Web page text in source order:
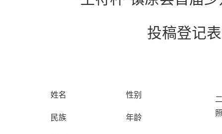
投稿登记表
姓名 性别
民族 年龄